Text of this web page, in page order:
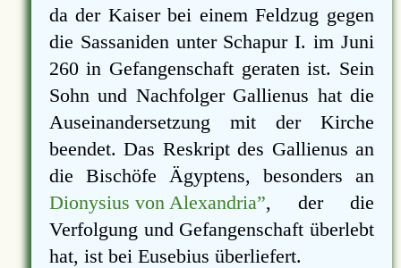
da der Kaiser bei einem Feldzug gegen
die Sassaniden unter Schapur I. im Juni
260 in Gefangenschaft geraten ist. Sein
Sohn und Nachfolger Gallienus hat die
Auseinandersetzung mit der Kirche
beendet. Das Reskript des Gallienus an
die Bischöfe Ägyptens, besonders an
Dionysius von Alexandria”, der die
Verfolgung und Gefangenschaft überlebt
hat, ist bei Eusebius überliefert.